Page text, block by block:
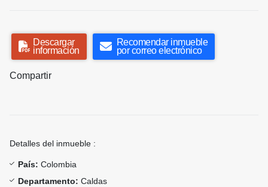
Descargar
información
Recomendar inmueble
por correo electrónico
Compartir
Detalles del inmueble :
País: Colombia
Departamento: Caldas